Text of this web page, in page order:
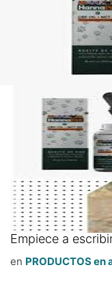
Empiece a
en PRODUCTOS en